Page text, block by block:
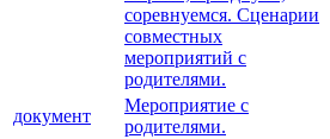
соревнуемся. Сценарии
совместных
мероприятий с
родителями.
документ
Мероприятие с
родителями.